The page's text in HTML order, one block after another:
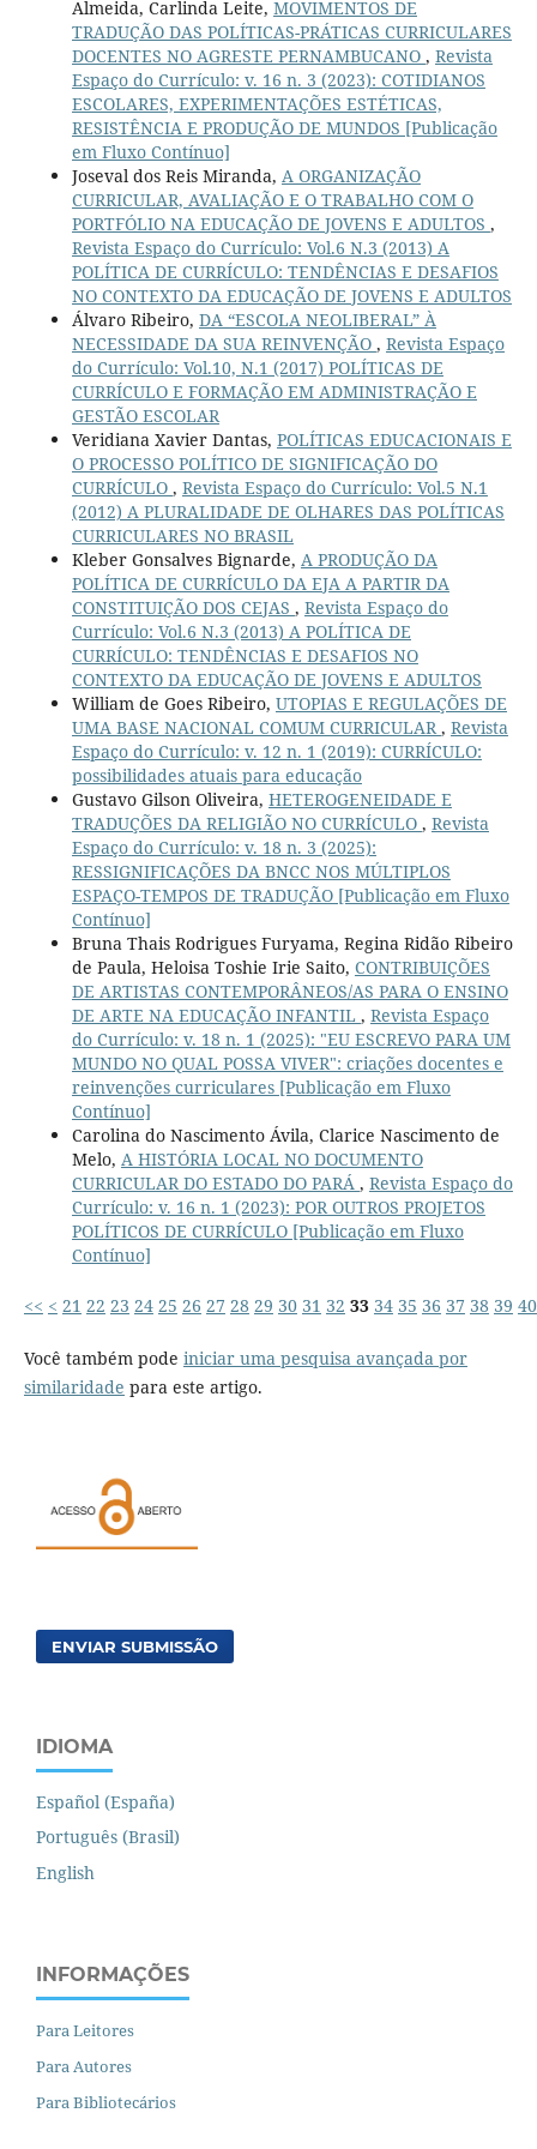
Almeida, Carlinda Leite, MOVIMENTOS DE
TRADUÇÃO DAS POLÍTICAS-PRÁTICAS CURRICULARES
DOCENTES NO AGRESTE PERNAMBUCANO , Revista
Espaço do Currículo: v. 16 n. 3 (2023): COTIDIANOS
ESCOLARES, EXPERIMENTAÇÕES ESTÉTICAS,
RESISTÊNCIA E PRODUÇÃO DE MUNDOS [Publicação
em Fluxo Contínuo]
Joseval dos Reis Miranda, A ORGANIZAÇÃO
CURRICULAR, AVALIAÇÃO E O TRABALHO COM O
PORTFÓLIO NA EDUCAÇÃO DE JOVENS E ADULTOS ,
Revista Espaço do Currículo: Vol.6 N.3 (2013) A
POLÍTICA DE CURRÍCULO: TENDÊNCIAS E DESAFIOS
NO CONTEXTO DA EDUCAÇÃO DE JOVENS E ADULTOS
Álvaro Ribeiro, DA “ESCOLA NEOLIBERAL” À
NECESSIDADE DA SUA REINVENÇÃO , Revista Espaço
do Currículo: Vol.10, N.1 (2017) POLÍTICAS DE
CURRÍCULO E FORMAÇÃO EM ADMINISTRAÇÃO E
GESTÃO ESCOLAR
Veridiana Xavier Dantas, POLÍTICAS EDUCACIONAIS E
O PROCESSO POLÍTICO DE SIGNIFICAÇÃO DO
CURRÍCULO , Revista Espaço do Currículo: Vol.5 N.1
(2012) A PLURALIDADE DE OLHARES DAS POLÍTICAS
CURRICULARES NO BRASIL
Kleber Gonsalves Bignarde, A PRODUÇÃO DA
POLÍTICA DE CURRÍCULO DA EJA A PARTIR DA
CONSTITUIÇÃO DOS CEJAS , Revista Espaço do
Currículo: Vol.6 N.3 (2013) A POLÍTICA DE
CURRÍCULO: TENDÊNCIAS E DESAFIOS NO
CONTEXTO DA EDUCAÇÃO DE JOVENS E ADULTOS
William de Goes Ribeiro, UTOPIAS E REGULAÇÕES DE
UMA BASE NACIONAL COMUM CURRICULAR, Revista
Espaço do Currículo: v. 12 n. 1 (2019): CURRÍCULO:
possibilidades atuais para educação
Gustavo Gilson Oliveira, HETEROGENEIDADE E
TRADUÇÕES DA RELIGIÃO NO CURRÍCULO , Revista
Espaço do Currículo: v. 18 n. 3 (2025):
RESSIGNIFICAÇÕES DA BNCC NOS MÚLTIPLOS
ESPAÇO-TEMPOS DE TRADUÇÃO [Publicação em Fluxo
Contínuo]
Bruna Thais Rodrigues Furyama, Regina Ridão Ribeiro
de Paula, Heloisa Toshie Irie Saito, CONTRIBUIÇÕES
DE ARTISTAS CONTEMPORÂNEOS/AS PARA O ENSINO
DE ARTE NA EDUCAÇÃO INFANTIL , Revista Espaço
do Currículo: v. 18 n. 1 (2025): "EU ESCREVO PARA UM
MUNDO NO QUAL POSSA VIVER": criações docentes e
reinvenções curriculares [Publicação em Fluxo
Contínuo]
Carolina do Nascimento Ávila, Clarice Nascimento de
Melo, A HISTÓRIA LOCAL NO DOCUMENTO
CURRICULAR DO ESTADO DO PARÁ , Revista Espaço do
Currículo: v. 16 n. 1 (2023): POR OUTROS PROJETOS
POLÍTICOS DE CURRÍCULO [Publicação em Fluxo
Contínuo]
<< < 21 22 23 24 25 26 27 28 29 30 31 32 33 34 35 36 37 38 39 40
Você também pode iniciar uma pesquisa avançada por
similaridade para este artigo.
ENVIAR SUBMISSÃO
IDIOMA
Español (España)
Português (Brasil)
English
INFORMAÇÕES
Para Leitores
Para Autores
Para Bibliotecários